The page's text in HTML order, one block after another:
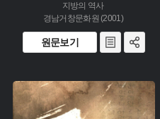
지방의 역사
경남거창문화원 (2001)
원문보기